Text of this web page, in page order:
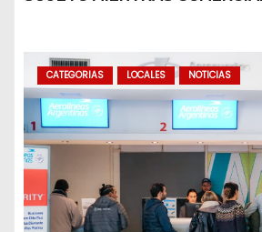
CATEGORIAS LOCALES NOTICIAS